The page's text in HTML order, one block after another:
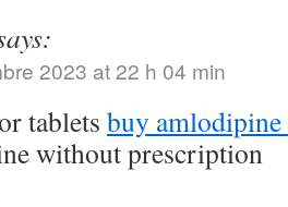
2023 at 22 h 04 min
tablets buy
without prescription